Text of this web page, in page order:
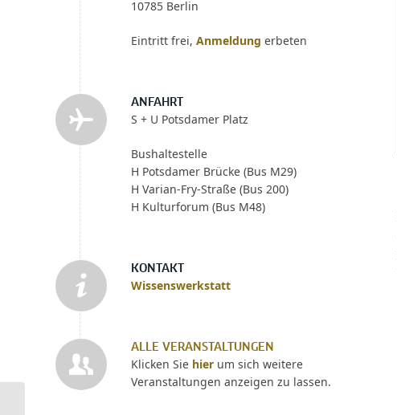
10785 Berlin
Eintritt frei, Anmeldung erbeten
ANFAHRT
S + U Potsdamer Platz
Bushaltestelle
H Potsdamer Brücke (Bus M29)
H Varian-Fry-Straße (Bus 200)
H Kulturforum (Bus M48)
KONTAKT
Wissenswerkstatt
ALLE VERANSTALTUNGEN
Klicken Sie hier um sich weitere
Veranstaltungen anzeigen zu lassen.